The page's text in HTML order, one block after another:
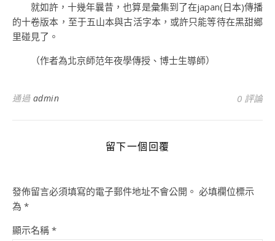
就如許，十幾年曩昔，也算是彙集到了在japan(日本)傳播
的十卷版本，至于五山本與古活字本，或許只能等待在黑甜鄉
里碰見了。
（作者為北京師范年夜學傳授、博士生導師）
通過 admin 0 評論
留下一個回覆
發佈留言必須填寫的電子郵件地址不會公開。 必填欄位標示
為 *
顯示名稱 *